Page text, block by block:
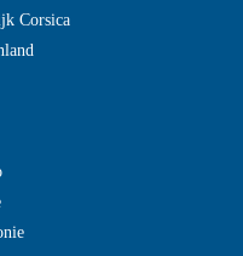
Corsica